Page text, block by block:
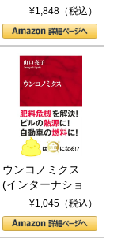
¥1,848（税込）
ウンコノミクス
(インターナショナ
ル新書)¥1,045（税込）